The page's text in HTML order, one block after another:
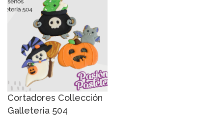
Cortadores Collección
Galleteria 504